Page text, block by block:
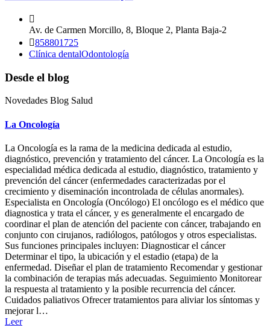
Av. de Carmen Morcillo, 8, Bloque 2, Planta Baja-2
858801725
Clínica dentalOdontología
Desde el blog
Novedades Blog Salud
La Oncología
La Oncología es la rama de la medicina dedicada al estudio,
diagnóstico, prevención y tratamiento del cáncer. La Oncología es la
especialidad médica dedicada al estudio, diagnóstico, tratamiento y
prevención del cáncer (enfermedades caracterizadas por el
crecimiento y diseminación incontrolada de células anormales).
Especialista en Oncología (Oncólogo) El oncólogo es el médico que
diagnostica y trata el cáncer, y es generalmente el encargado de
coordinar el plan de atención del paciente con cáncer, trabajando en
conjunto con cirujanos, radiólogos, patólogos y otros especialistas.
Sus funciones principales incluyen: Diagnosticar el cáncer
Determinar el tipo, la ubicación y el estadio (etapa) de la
enfermedad. Diseñar el plan de tratamiento Recomendar y gestionar
la combinación de terapias más adecuadas. Seguimiento Monitorear
la respuesta al tratamiento y la posible recurrencia del cáncer.
Cuidados paliativos Ofrecer tratamientos para aliviar los síntomas y
mejorar l…
Leer